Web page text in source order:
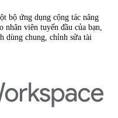
bộ ứng dụng cộng tác nâng
nhân viên tuyến đầu của bạn,
dùng chung, chỉnh sửa tài